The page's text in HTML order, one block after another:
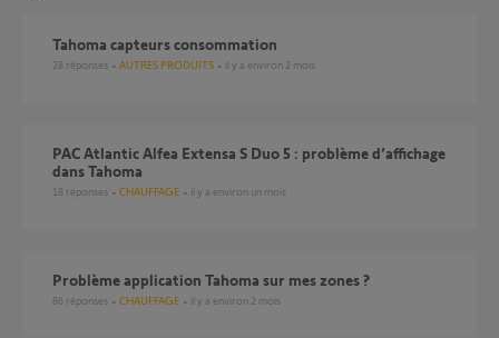
Tahoma capteurs consommation
28 réponses AUTRES PRODUITS il y a environ 2 mois
PAC Atlantic Alfea Extensa S Duo 5 : problème d’affichage
dans Tahoma
18 réponses CHAUFFAGE il y a environ un mois
Problème application Tahoma sur mes zones ?
86 réponses CHAUFFAGE il y a environ 2 mois